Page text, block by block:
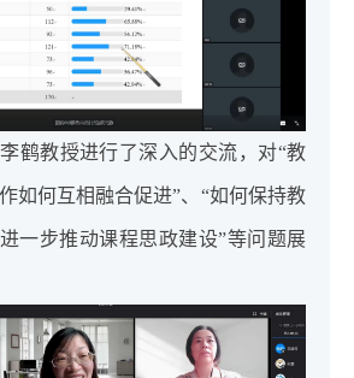
鹤教授进行了深入的交流，对“教
如何互相融合促进”、“如何保持教
一步推动课程思政建设”等问题展